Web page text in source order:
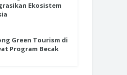
Ekosistem
Green Tourism di
Program Becak